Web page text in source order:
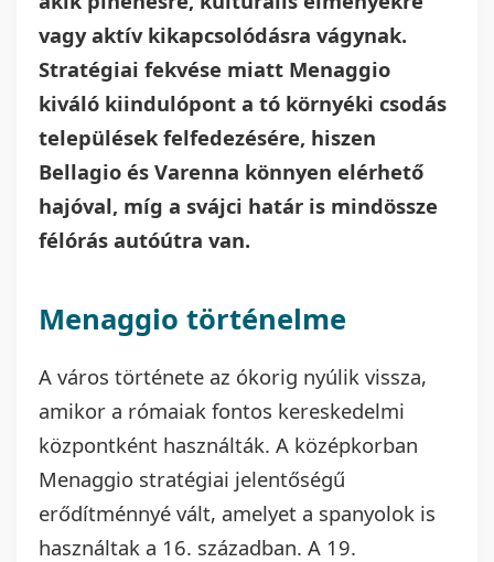
vagy aktív kikapcsolódásra vágynak.
Stratégiai fekvése miatt Menaggio
kiváló kiindulópont a tó környéki csodás
települések felfedezésére, hiszen
Bellagio és Varenna könnyen elérhető
hajóval, míg a svájci határ is mindössze
félórás autóútra van.
Menaggio történelme
A város története az ókorig nyúlik vissza,
amikor a rómaiak fontos kereskedelmi
központként használták. A középkorban
Menaggio stratégiai jelentőségű
erődítménnyé vált, amelyet a spanyolok is
használtak a 16. században. A 19.